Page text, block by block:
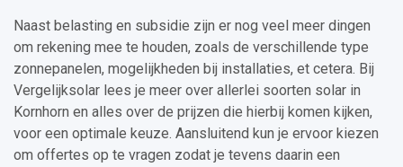
Naast belasting en subsidie zijn er nog veel meer dingen
om rekening mee te houden, zoals de verschillende type
zonnepanelen, mogelijkheden bij installaties, et cetera. Bij
Vergelijksolar lees je meer over allerlei soorten solar in
Kornhorn en alles over de prijzen die hierbij komen kijken,
voor een optimale keuze. Aansluitend kun je ervoor kiezen
om offertes op te vragen zodat je tevens daarin een